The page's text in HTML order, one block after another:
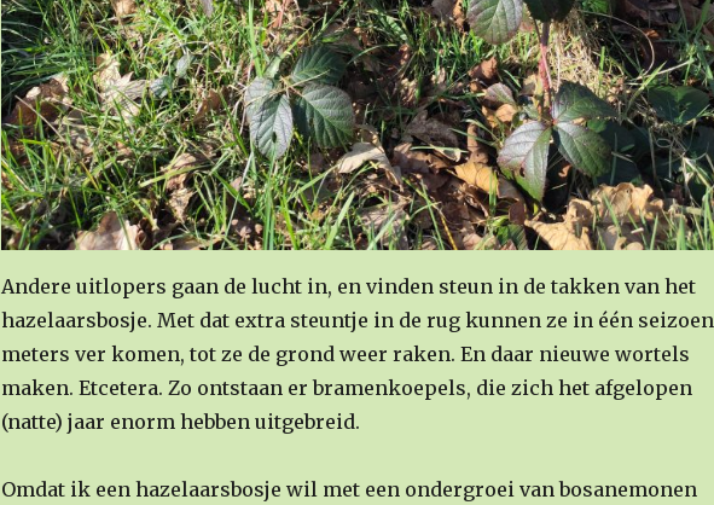
Andere uitlopers gaan de lucht in, en vinden steun in de takken van het
hazelaarsbosje. Met dat extra steuntje in de rug kunnen ze in één seizoen
meters ver komen, tot ze de grond weer raken. En daar nieuwe wortels
maken. Etcetera. Zo ontstaan er bramenkoepels, die zich het afgelopen
(natte) jaar enorm hebben uitgebreid.
Omdat ik een hazelaarsbosje wil met een ondergroei van bosanemonen